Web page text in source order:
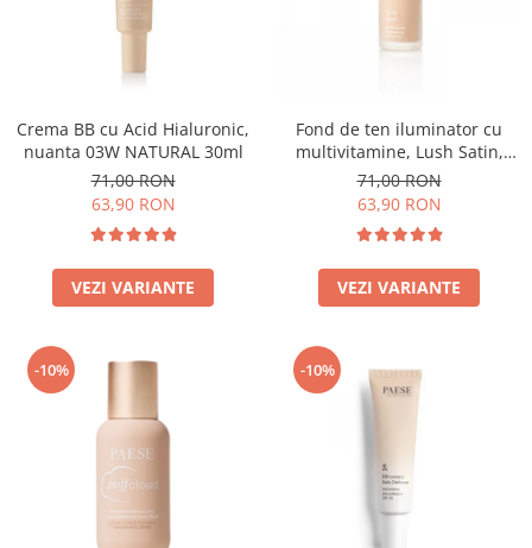
Crema BB cu Acid Hialuronic,
nuanta 03W NATURAL 30ml
71,00 RON
63,90 RON
VEZI VARIANTE
Fond de ten iluminator cu
multivitamine, Lush Satin,
nuanta 31 Warm Beige - 30ml
71,00 RON
63,90 RON
VEZI VARIANTE
-10% -10%